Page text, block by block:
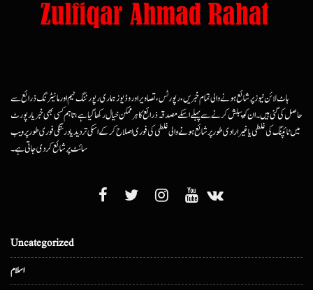
ہاٹ لائن نیوز پر شائع ہونے والی تمام خبریں، رپورٹس، تصاویر اور وڈیوز ہماری رپورٹنگ ٹیم اور مانیٹرنگ ذرائع سے
حاصل کی گئی ہیں۔ ان کو پبلش کرنے سے پہلے اسکے مصدقہ ذرائع کا ہرممکن خیال رکھا گیا ہے، تاہم کسی بھی خبر یا رپورٹ
میں ٹائپنگ کی غلطی یا غیرارادی طور پر شائع ہونے والی غلطی کی فوری اصلاح کرکے اسکی تردید یا درستگی فوری طور پر ویب
سائٹ پر شائع کردی جاتی ہے۔
Uncategorized
اسلام